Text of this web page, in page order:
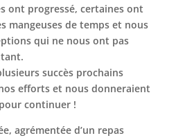
ont progressé, certaines ont
mangeuses de temps et nous
qui ne nous ont pas
succès prochains
efforts et nous donneraient
continuer !
agrémentée d’un repas